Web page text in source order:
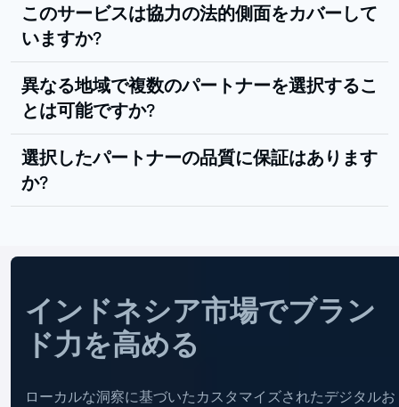
このサービスは協力の法的側面をカバーして
いますか?
異なる地域で複数のパートナーを選択するこ
とは可能ですか?
選択したパートナーの品質に保証はあります
か?
インドネシア市場でブラン
ド力を高める
ローカルな洞察に基づいたカスタマイズされたデジタルお